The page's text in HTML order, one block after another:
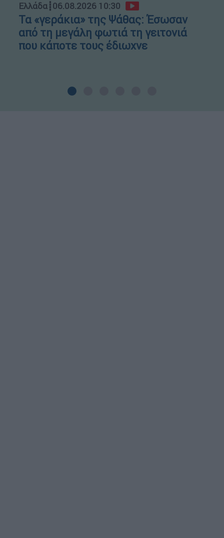
Ελλάδα┋06.08.2026 10:30
Τα «γεράκια» της Ψάθας: Έσωσαν
από τη μεγάλη φωτιά τη γειτονιά
που κάποτε τους έδιωχνε